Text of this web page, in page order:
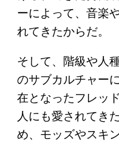
ーによって、音楽
れてきたからだ。
そして、階級や人
のサブカルチャー
在となったフレッ
人にも愛されてき
め、モッズやスキ